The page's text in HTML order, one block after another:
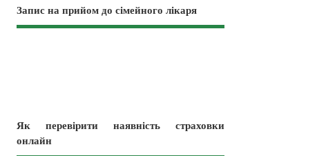
Запис на прийом до сімейного лікаря
Як перевірити наявність страховки
онлайн